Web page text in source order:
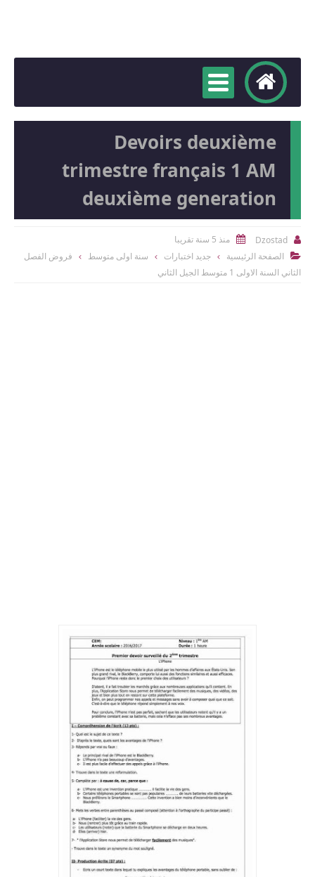
Devoirs deuxième
trimestre français 1 AM
deuxième generation

Dzostad
 منذ 5 سنة تقريبا
 الصفحة الرئيسية جديد اختبارات سنة اولى متوسط
فروض الفصل
الثاني السنة الاولى 1 متوسط الجيل الثاني